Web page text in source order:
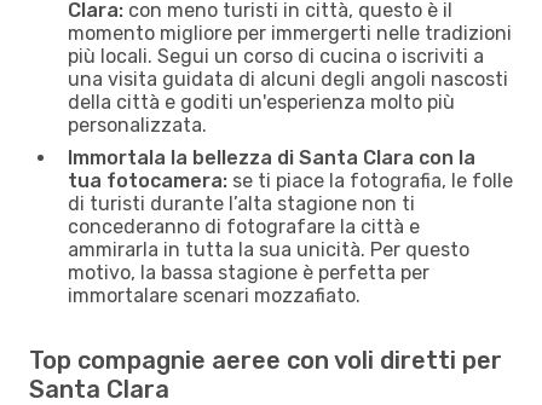
Clara: con meno turisti in città, questo è il
momento migliore per immergerti nelle tradizioni
più locali. Segui un corso di cucina o iscriviti a
una visita guidata di alcuni degli angoli nascosti
della città e goditi un'esperienza molto più
personalizzata.
Immortala la bellezza di Santa Clara con la
tua fotocamera: se ti piace la fotografia, le folle
di turisti durante l’alta stagione non ti
concederanno di fotografare la città e
ammirarla in tutta la sua unicità. Per questo
motivo, la bassa stagione è perfetta per
immortalare scenari mozzafiato.
Top compagnie aeree con voli diretti per
Santa Clara